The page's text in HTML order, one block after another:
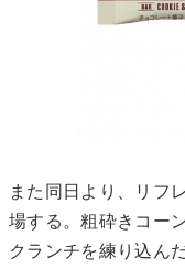
また同日より、リフ
場する。粗砕きコー
クランチを練り込ん